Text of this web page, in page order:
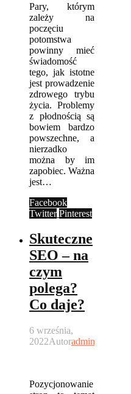
Pary, którym
zależy na
poczęciu
potomstwa
powinny mieć
świadomość
tego, jak istotne
jest prowadzenie
zdrowego trybu
życia. Problemy
z płodnością są
bowiem bardzo
powszechne, a
nierzadko
można by im
zapobiec. Ważna
jest…
Facebook
Twitter Pinterest
Skuteczne
SEO – na
czym
polega?
Co daje?
6 września,
2022Autoradmin
Pozycjonowanie